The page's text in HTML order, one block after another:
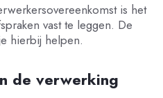
is het
vast te leggen. De
hierbij helpen.
de verwerking